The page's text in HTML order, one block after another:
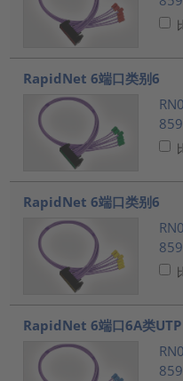
RapidNet 6端口类别6
RapidNet 6端口类别6
RapidNet 6端口6A类UTP